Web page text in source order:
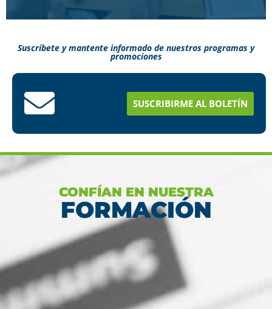
estudios en menos tiempo
Suscríbete y mantente informado de nuestros programas y
promociones
SUSCRIBIRME AL BOLETÍN
CONFÍAN EN NUESTRA
FORMACIÓN